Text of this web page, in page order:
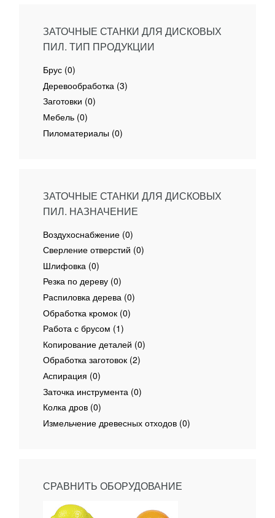
ЗАТОЧНЫЕ СТАНКИ ДЛЯ ДИСКОВЫХ
ПИЛ. ТИП ПРОДУКЦИИ
Брус (0)
Деревообработка (3)
Заготовки (0)
Мебель (0)
Пиломатериалы (0)
ЗАТОЧНЫЕ СТАНКИ ДЛЯ ДИСКОВЫХ
ПИЛ. НАЗНАЧЕНИЕ
Воздухоснабжение (0)
Сверление отверстий (0)
Шлифовка (0)
Резка по дереву (0)
Распиловка дерева (0)
Обработка кромок (0)
Работа с брусом (1)
Копирование деталей (0)
Обработка заготовок (2)
Аспирация (0)
Заточка инструмента (0)
Колка дров (0)
Измельчение древесных отходов (0)
СРАВНИТЬ ОБОРУДОВАНИЕ